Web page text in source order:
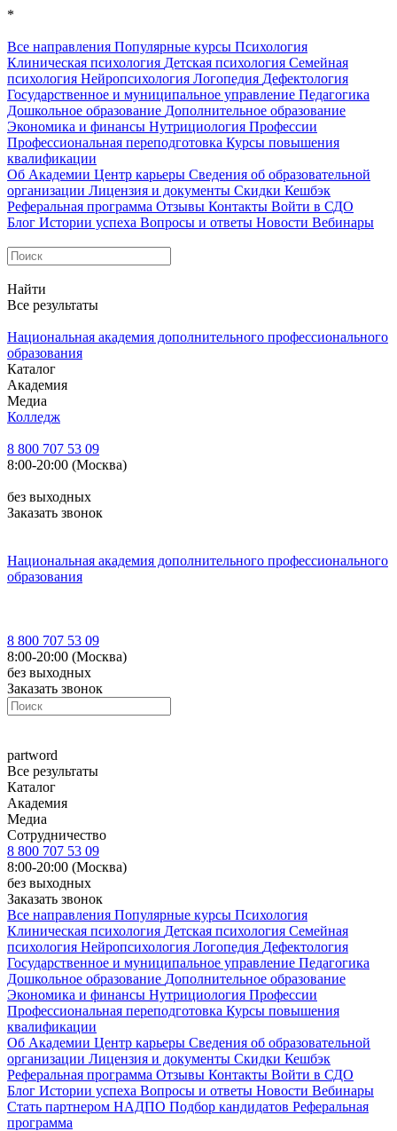
*
Все направления Популярные курсы Психология
Клиническая психология Детская психология Семейная
психология Нейропсихология Логопедия Дефектология
Государственное и муниципальное управление Педагогика
Дошкольное образование Дополнительное образование
Экономика и финансы Нутрициология Профессии
Профессиональная переподготовка Курсы повышения
квалификации
Об Академии Центр карьеры Сведения об образовательной
организации Лицензия и документы Скидки Кешбэк
Реферальная программа Отзывы Контакты Войти в СДО
Блог Истории успеха Вопросы и ответы Новости Вебинары
Найти
Все результаты
Национальная академия дополнительного профессионального
образования
Каталог
Академия
Медиа
Колледж
8 800 707 53 09
8:00-20:00 (Москва)
без выходных
Заказать звонок
Национальная академия дополнительного профессионального
образования
8 800 707 53 09
8:00-20:00 (Москва)
без выходных
Заказать звонок
partword
Все результаты
Каталог
Академия
Медиа
Сотрудничество
8 800 707 53 09
8:00-20:00 (Москва)
без выходных
Заказать звонок
Все направления Популярные курсы Психология
Клиническая психология Детская психология Семейная
психология Нейропсихология Логопедия Дефектология
Государственное и муниципальное управление Педагогика
Дошкольное образование Дополнительное образование
Экономика и финансы Нутрициология Профессии
Профессиональная переподготовка Курсы повышения
квалификации
Об Академии Центр карьеры Сведения об образовательной
организации Лицензия и документы Скидки Кешбэк
Реферальная программа Отзывы Контакты Войти в СДО
Блог Истории успеха Вопросы и ответы Новости Вебинары
Стать партнером НАДПО Подбор кандидатов Реферальная
программа